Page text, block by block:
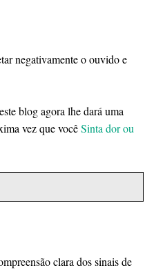
negativamente o ouvido e
blog agora lhe dará uma
vez que vocêSinta dor ou
clara dos sinais de